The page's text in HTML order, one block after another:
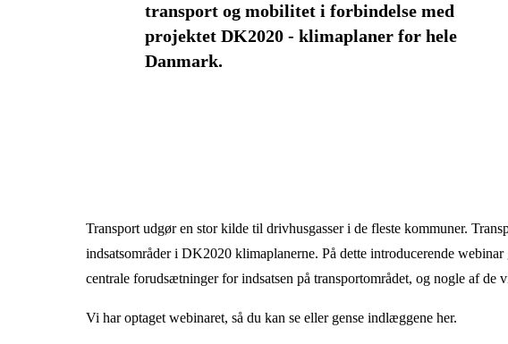
transport og mobilitet i forbindelse med
projektet DK2020 - klimaplaner for hele
Danmark.
Transport udgør en stor kilde til drivhusgasser i de fleste kommuner.
indsatsområder i DK2020 klimaplanerne. På dette introducerende
centrale forudsætninger for indsatsen på transportområdet, og nogle af de
Vi har optaget webinaret, så du kan se eller gense indlæggene her.